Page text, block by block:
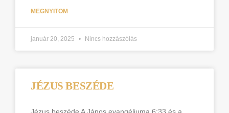
MEGNYITOM
január 20, 2025 Nincs hozzászólás
JÉZUS BESZÉDE